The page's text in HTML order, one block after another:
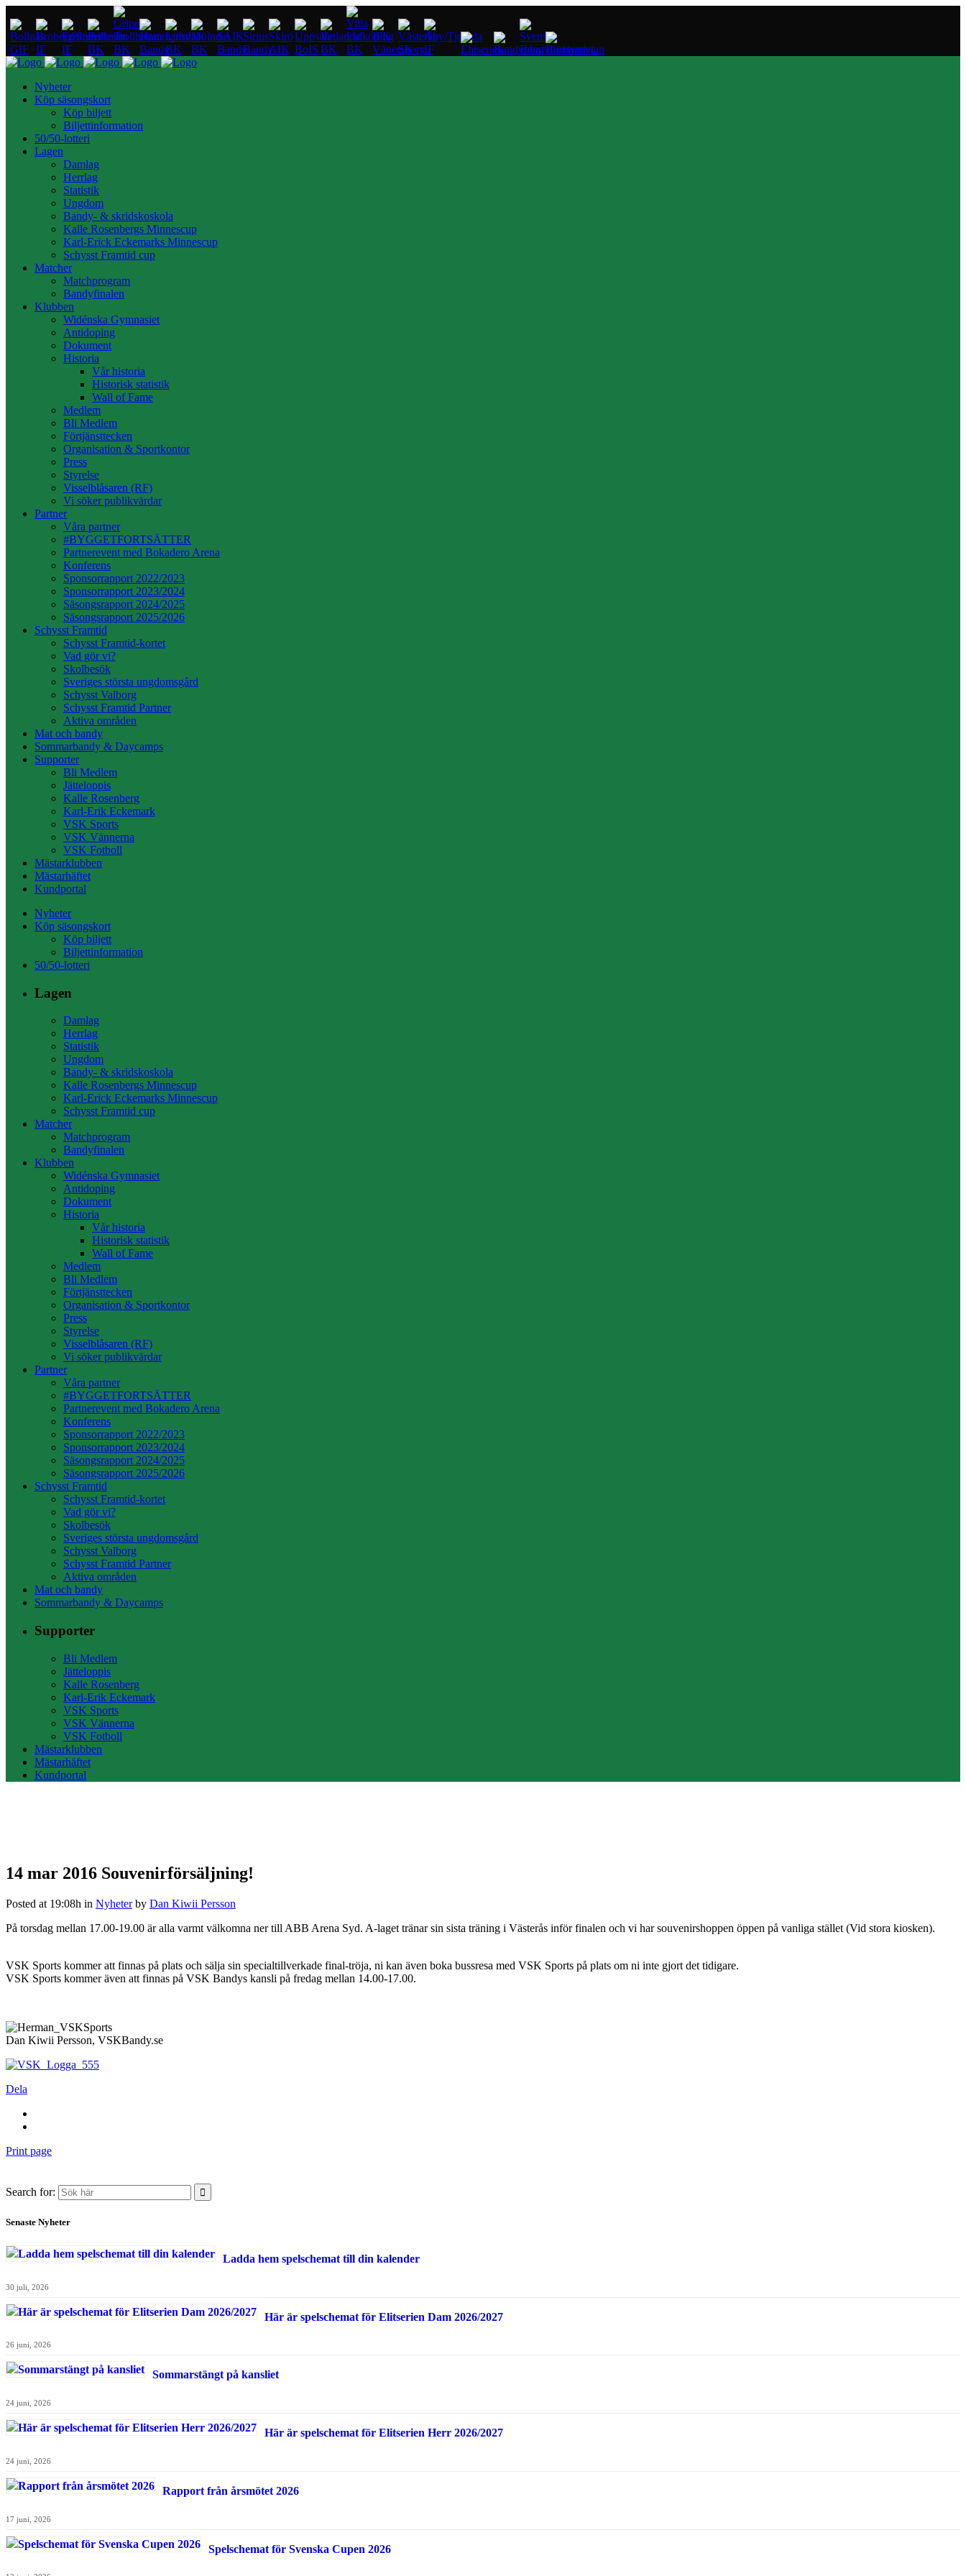
Nyheter
Köp säsongskort
Köp biljett
Biljettinformation
50/50-lotteri
Lagen
Damlag
Herrlag
Statistik
Ungdom
Bandy- & skridskoskola
Kalle Rosenbergs Minnescup
Karl-Erick Eckemarks Minnescup
Schysst Framtid cup
Matcher
Matchprogram
Bandyfinalen
Klubben
Widénska Gymnasiet
Antidoping
Dokument
Historia
Vår historia
Historisk statistik
Wall of Fame
Medlem
Bli Medlem
Förtjänsttecken
Organisation & Sportkontor
Press
Styrelse
Visselblåsaren (RF)
Vi söker publikvärdar
Partner
Våra partner
#BYGGETFORTSÄTTER
Partnerevent med Bokadero Arena
Konferens
Sponsorrapport 2022/2023
Sponsorrapport 2023/2024
Säsongsrapport 2024/2025
Säsongsrapport 2025/2026
Schysst Framtid
Schysst Framtid-kortet
Vad gör vi?
Skolbesök
Sveriges största ungdomsgård
Schysst Valborg
Schysst Framtid Partner
Aktiva områden
Mat och bandy
Sommarbandy & Daycamps
Supporter
Bli Medlem
Jätteloppis
Kalle Rosenberg
Karl-Erik Eckemark
VSK Sports
VSK Vännerna
VSK Fotboll
Mästarklubben
Mästarhäftet
Kundportal
Nyheter
Köp säsongskort
Köp biljett
Biljettinformation
50/50-lotteri
Lagen
Damlag
Herrlag
Statistik
Ungdom
Bandy- & skridskoskola
Kalle Rosenbergs Minnescup
Karl-Erick Eckemarks Minnescup
Schysst Framtid cup
Matcher
Matchprogram
Bandyfinalen
Klubben
Widénska Gymnasiet
Antidoping
Dokument
Historia
Vår historia
Historisk statistik
Wall of Fame
Medlem
Bli Medlem
Förtjänsttecken
Organisation & Sportkontor
Press
Styrelse
Visselblåsaren (RF)
Vi söker publikvärdar
Partner
Våra partner
#BYGGETFORTSÄTTER
Partnerevent med Bokadero Arena
Konferens
Sponsorrapport 2022/2023
Sponsorrapport 2023/2024
Säsongsrapport 2024/2025
Säsongsrapport 2025/2026
Schysst Framtid
Schysst Framtid-kortet
Vad gör vi?
Skolbesök
Sveriges största ungdomsgård
Schysst Valborg
Schysst Framtid Partner
Aktiva områden
Mat och bandy
Sommarbandy & Daycamps
Supporter
Bli Medlem
Jätteloppis
Kalle Rosenberg
Karl-Erik Eckemark
VSK Sports
VSK Vännerna
VSK Fotboll
Mästarklubben
Mästarhäftet
Kundportal
14 mar 2016 Souvenirförsäljning!
Posted at 19:08h in Nyheter by Dan Kiwii Persson
På torsdag mellan 17.00-19.00 är alla varmt välkomna ner till ABB Arena Syd. A-laget tränar sin sista träning i Västerås inför finalen och vi har souvenirshoppen öppen på vanliga stället (Vid stora kiosken).
VSK Sports kommer att finnas på plats och sälja sin specialtillverkade final-tröja, ni kan även boka bussresa med VSK Sports på plats om ni inte gjort det tidigare.
VSK Sports kommer även att finnas på VSK Bandys kansli på fredag mellan 14.00-17.00.
Dan Kiwii Persson, VSKBandy.se
Dela
Print page
Search for:
Senaste Nyheter
Ladda hem spelschemat till din kalender
30 juli, 2026
Här är spelschemat för Elitserien Dam 2026/2027
26 juni, 2026
Sommarstängt på kansliet
24 juni, 2026
Här är spelschemat för Elitserien Herr 2026/2027
24 juni, 2026
Rapport från årsmötet 2026
17 juni, 2026
Spelschemat för Svenska Cupen 2026